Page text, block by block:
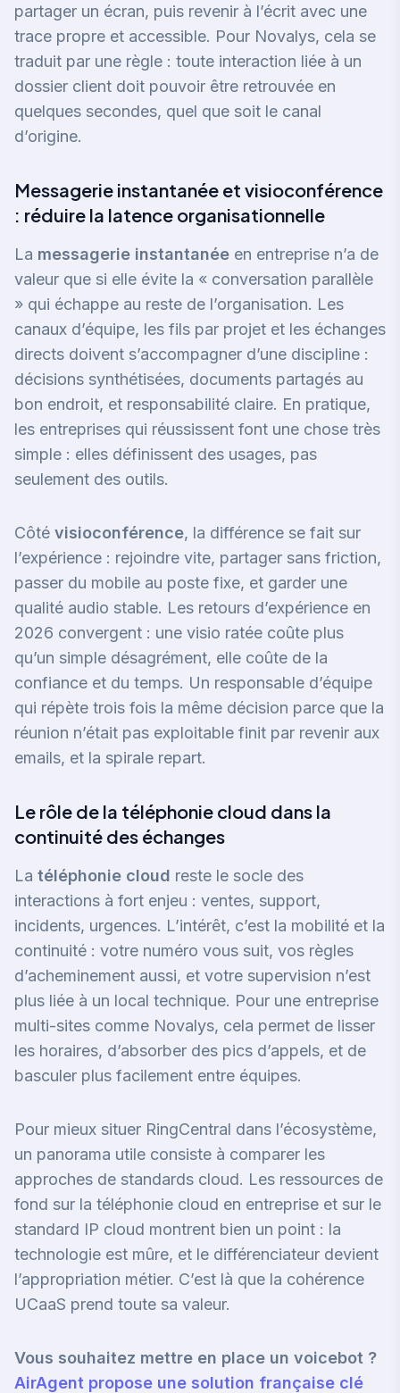
partager un écran, puis revenir à l’écrit avec une
trace propre et accessible. Pour Novalys, cela se
traduit par une règle : toute interaction liée à un
dossier client doit pouvoir être retrouvée en
quelques secondes, quel que soit le canal
d’origine.
Messagerie instantanée et visioconférence
: réduire la latence organisationnelle
La messagerie instantanée en entreprise n’a de
valeur que si elle évite la « conversation parallèle
» qui échappe au reste de l’organisation. Les
canaux d’équipe, les fils par projet et les échanges
directs doivent s’accompagner d’une discipline :
décisions synthétisées, documents partagés au
bon endroit, et responsabilité claire. En pratique,
les entreprises qui réussissent font une chose très
simple : elles définissent des usages, pas
seulement des outils.
Côté visioconférence, la différence se fait sur
l’expérience : rejoindre vite, partager sans friction,
passer du mobile au poste fixe, et garder une
qualité audio stable. Les retours d’expérience en
2026 convergent : une visio ratée coûte plus
qu’un simple désagrément, elle coûte de la
confiance et du temps. Un responsable d’équipe
qui répète trois fois la même décision parce que la
réunion n’était pas exploitable finit par revenir aux
emails, et la spirale repart.
Le rôle de la téléphonie cloud dans la
continuité des échanges
La téléphonie cloud reste le socle des
interactions à fort enjeu : ventes, support,
incidents, urgences. L’intérêt, c’est la mobilité et la
continuité : votre numéro vous suit, vos règles
d’acheminement aussi, et votre supervision n’est
plus liée à un local technique. Pour une entreprise
multi-sites comme Novalys, cela permet de lisser
les horaires, d’absorber des pics d’appels, et de
basculer plus facilement entre équipes.
Pour mieux situer RingCentral dans l’écosystème,
un panorama utile consiste à comparer les
approches de standards cloud. Les ressources de
fond sur la téléphonie cloud en entreprise et sur le
standard IP cloud montrent bien un point : la
technologie est mûre, et le différenciateur devient
l’appropriation métier. C’est là que la cohérence
UCaaS prend toute sa valeur.
Vous souhaitez mettre en place un voicebot ?
AirAgent propose une solution française clé